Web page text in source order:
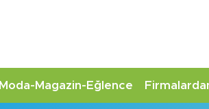
Moda-Magazin-Eğlence